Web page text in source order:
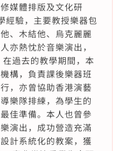
媒體排版及文化研
經驗，主要教授樂器包
、木結他、烏克麗麗
亦熱忱於音樂演出，
過去的教學期間，本
構，負責課後樂器班
，亦曾協助香港演藝
樂隊排練，為學生的
佳準備。本人也曾參
演出，成功營造充滿
計系統化的教案，獲